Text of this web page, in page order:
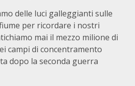
delle luci galleggianti sulle
per ricordare i nostri
mai il mezzo milione di
campi di concentramento
dopo la seconda guerra